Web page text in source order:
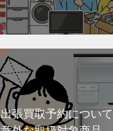
出張買取予約につい